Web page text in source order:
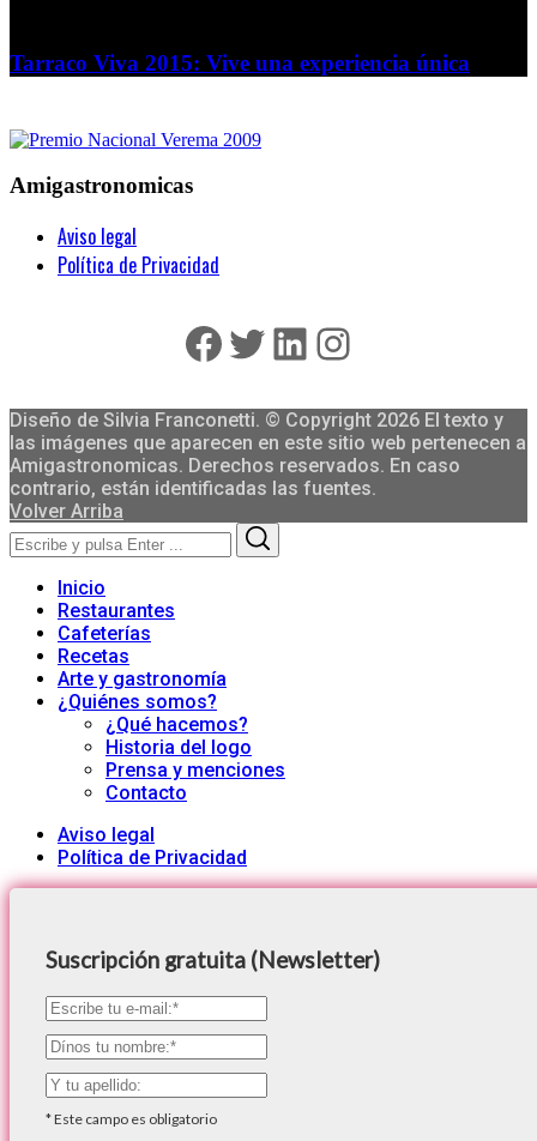
Tarraco Viva 2015: Vive una experiencia única
Amigastronomicas
Aviso legal
Política de Privacidad
Facebook
Twitter
LinkedIn
Instagram
Diseño de Silvia Franconetti. © Copyright 2026 El texto y
las imágenes que aparecen en este sitio web pertenecen a
Amigastronomicas. Derechos reservados. En caso
contrario, están identificadas las fuentes.
Volver Arriba
Search
for:
Inicio
Restaurantes
Cafeterías
Recetas
Arte y gastronomía
¿Quiénes somos?
¿Qué hacemos?
Historia del logo
Prensa y menciones
Contacto
Aviso legal
Política de Privacidad
Suscripción gratuita (Newsletter)
*Este campo es obligatorio